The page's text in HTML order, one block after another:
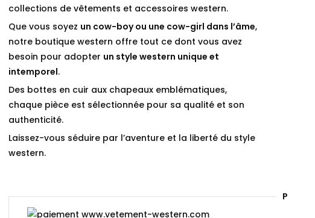
collections de vêtements et accessoires western.
Que vous soyez un cow-boy ou une cow-girl dans l’âme,
notre boutique western offre tout ce dont vous avez
besoin pour adopter un style western unique et
intemporel.
Des bottes en cuir aux chapeaux emblématiques,
chaque pièce est sélectionnée pour sa qualité et son
authenticité.
Laissez-vous séduire par l’aventure et la liberté du style
western.